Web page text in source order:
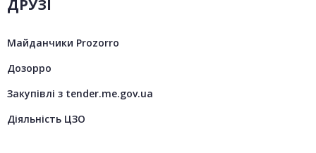
ДРУЗІ
Майданчики Prozorro
Дозорро
Закупівлі з tender.me.gov.ua
Діяльність ЦЗО